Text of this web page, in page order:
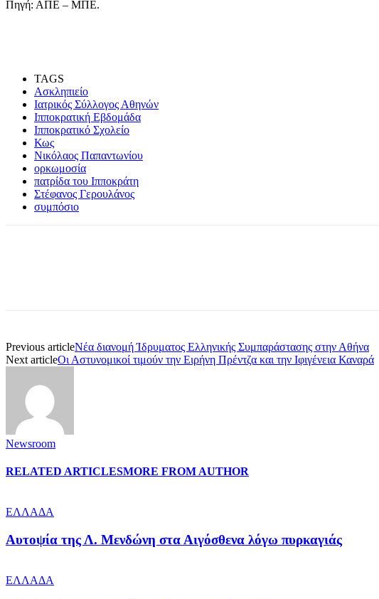
Πηγή: ΑΠΕ – ΜΠΕ.
TAGS
Ασκληπιείο
Ιατρικός Σύλλογος Αθηνών
Ιπποκρατική Εβδομάδα
Ιπποκρατικό Σχολείο
Κως
Νικόλαος Παπαντωνίου
ορκωμοσία
πατρίδα του Ιπποκράτη
Στέφανος Γερουλάνος
συμπόσιο
Previous articleΝέα διανομή Ίδρυματος Ελληνικής Συμπαράστασης στην Αθήνα
Next articleΟι Αστυνομικοί τιμούν την Ειρήνη Πρέντζα και την Ιφιγένεια Καναρά
Newsroom
RELATED ARTICLESMORE FROM AUTHOR
ΕΛΛΑΔΑ
Αυτοψία της Λ. Μενδώνη στα Αιγόσθενα λόγω πυρκαγιάς
ΕΛΛΑΔΑ